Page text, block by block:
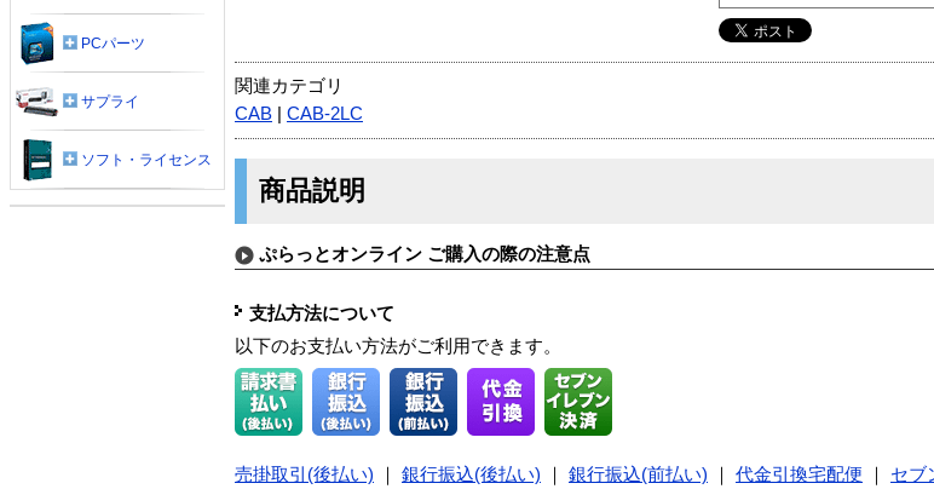
関連カテゴリ
CAB
CAB-2LC
商品説明
ぷらっとオンライン ご購入の際の注意点
支払方法について
以下のお支払い方法がご利用できます。
売掛取引(後払い) 銀行振込(後払い) 銀行振込(前払い) 代金引換宅配便
セブ
PCパーツ
サプライ
ソフト・ライセンス